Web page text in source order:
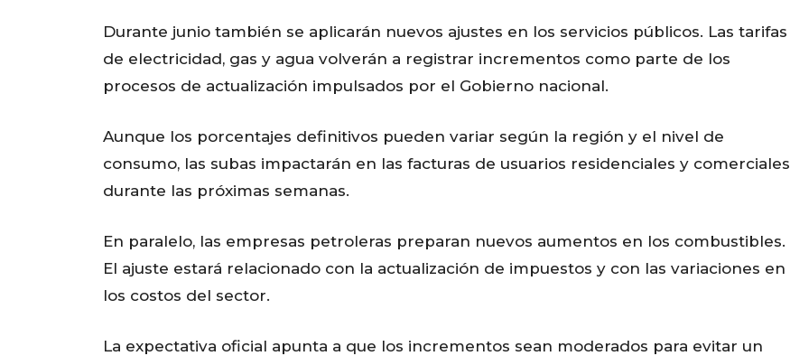
Durante junio también se aplicarán nuevos ajustes en los servicios públicos. Las tarifas
de electricidad, gas y agua volverán a registrar incrementos como parte de los
procesos de actualización impulsados por el Gobierno nacional.
Aunque los porcentajes definitivos pueden variar según la región y el nivel de
consumo, las subas impactarán en las facturas de usuarios residenciales y comerciales
durante las próximas semanas.
En paralelo, las empresas petroleras preparan nuevos aumentos en los combustibles.
El ajuste estará relacionado con la actualización de impuestos y con las variaciones en
los costos del sector.
La expectativa oficial apunta a que los incrementos sean moderados para evitar un